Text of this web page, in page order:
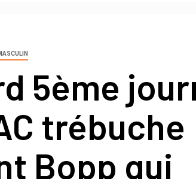
5ème
trébuche
Bopp qui